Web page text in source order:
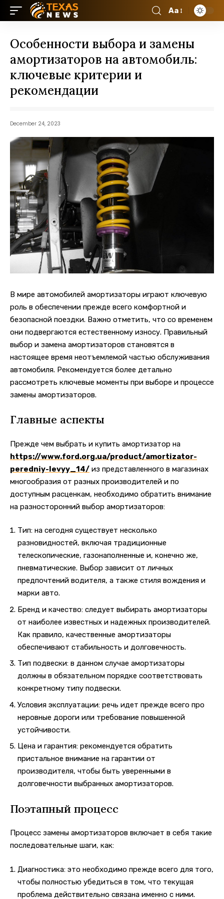
Aa
Особенности выбора и замены
амортизаторов на автомобиль:
ключевые критерии и
рекомендации
December 24, 2023
В мире автомобилей амортизаторы играют ключевую
роль в обеспечении прежде всего комфортной и
безопасной поездки. Важно отметить, что со временем
они подвергаются естественному износу. Правильный
выбор и замена амортизаторов становятся в
настоящее время неотъемлемой частью обслуживания
автомобиля. Рекомендуется более детально
рассмотреть ключевые моменты при выборе и процессе
замены амортизаторов.
Главные аспекты
Прежде чем выбрать и купить амортизатор на
https://www.ford.org.ua/product/amortizator-
peredniy-levyy_14/ из представленного в магазинах
многообразия от разных производителей и по
доступным расценкам, необходимо обратить внимание
на разносторонний выбор амортизаторов:
Тип: на сегодня существует несколько
разновидностей, включая традиционные
телескопические, газонаполненные и, конечно же,
пневматические. Выбор зависит от личных
предпочтений водителя, а также стиля вождения и
марки авто.
Бренд и качество: следует выбирать амортизаторы
от наиболее известных и надежных производителей.
Как правило, качественные амортизаторы
обеспечивают стабильность и долговечность.
Тип подвески: в данном случае амортизаторы
должны в обязательном порядке соответствовать
конкретному типу подвески.
Условия эксплуатации: речь идет прежде всего про
неровные дороги или требование повышенной
устойчивости.
Цена и гарантия: рекомендуется обратить
пристальное внимание на гарантии от
производителя, чтобы быть уверенными в
долговечности выбранных амортизаторов.
Поэтапный процесс
Процесс замены амортизаторов включает в себя такие
последовательные шаги, как:
Диагностика: это необходимо прежде всего для того,
чтобы полностью убедиться в том, что текущая
проблема действительно связана именно с ними.